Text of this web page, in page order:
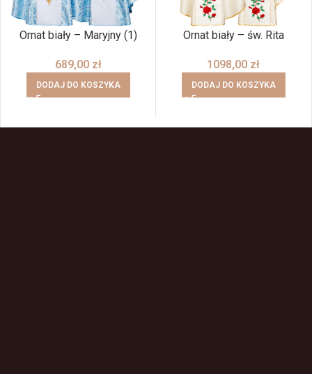
Ornat biały – Maryjny (1)
689,00 zł
DODAJ DO KOSZYKA
Ornat biały – św. Rita
1098,00 zł
DODAJ DO KOSZYKA